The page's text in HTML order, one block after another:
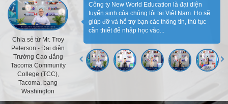
Chia sẻ từ Mr. Troy
Peterson - Đại diện
Trường Cao đẳng
Tacoma Community
College (TCC),
Tacoma, bang
Washington
Công ty New World Education là đại diện
tuyển sinh của chúng tôi tại Việt Nam. Họ sẽ
giúp đỡ và hỗ trợ bạn các thông tin, thủ tục
cần thiết để nhập học vào...